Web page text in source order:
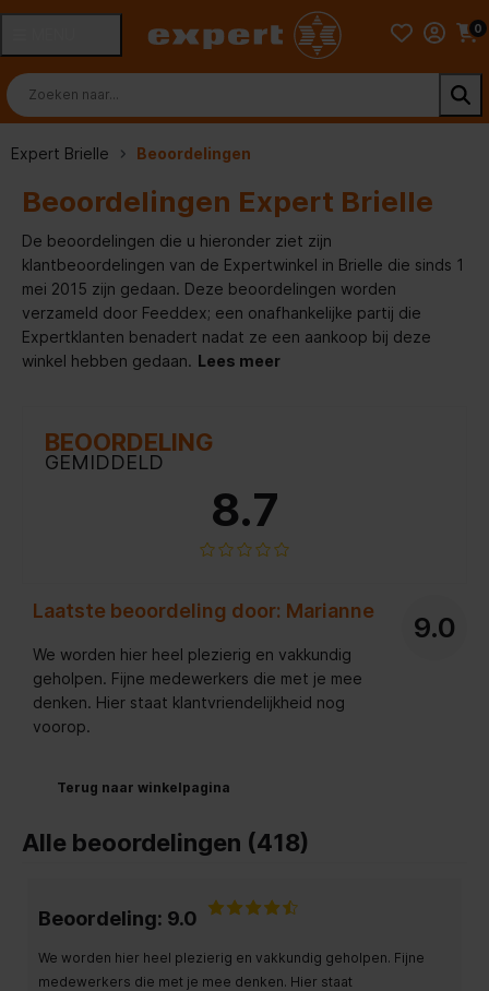
0
Expert Brielle Beoordelingen
Beoordelingen Expert Brielle
De beoordelingen die u hieronder ziet zijn
klantbeoordelingen van de Expertwinkel in Brielle die sinds 1
mei 2015 zijn gedaan. Deze beoordelingen worden
verzameld door Feeddex; een onafhankelijke partij die
Expertklanten benadert nadat ze een aankoop bij deze
winkel hebben gedaan. Lees meer
BEOORDELING
GEMIDDELD
8.7
Laatste beoordeling door: Marianne 9.0
We worden hier heel plezierig en vakkundig
geholpen. Fijne medewerkers die met je mee
denken. Hier staat klantvriendelijkheid nog
voorop.
Terug naar winkelpagina
Alle beoordelingen (418)
Beoordeling: 9.0
We worden hier heel plezierig en vakkundig geholpen. Fijne
medewerkers die met je mee denken. Hier staat